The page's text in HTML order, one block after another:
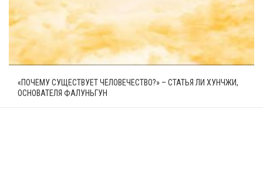
«ПОЧЕМУ СУЩЕСТВУЕТ ЧЕЛОВЕЧЕСТВО?» – СТАТЬЯ ЛИ ХУНЧЖИ,
ОСНОВАТЕЛЯ ФАЛУНЬГУН